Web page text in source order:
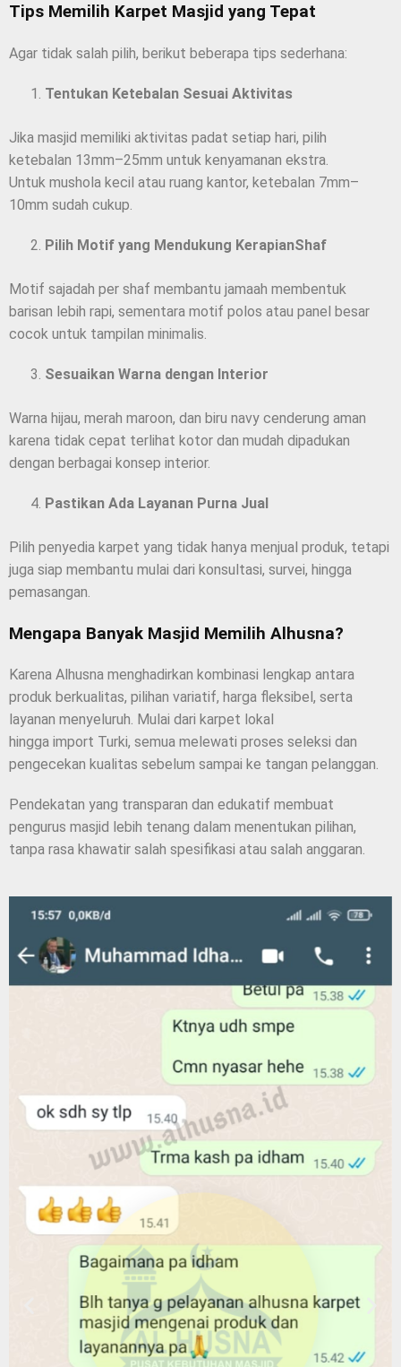
Tips Memilih Karpet Masjid yang Tepat
Agar tidak salah pilih, berikut beberapa tips sederhana:
Tentukan Ketebalan Sesuai Aktivitas
Jika masjid memiliki aktivitas padat setiap hari, pilih
ketebalan 13mm–25mm untuk kenyamanan ekstra.
Untuk mushola kecil atau ruang kantor, ketebalan 7mm–
10mm sudah cukup.
Pilih Motif yang Mendukung KerapianShaf
Motif sajadah per shaf membantu jamaah membentuk
barisan lebih rapi, sementara motif polos atau panel besar
cocok untuk tampilan minimalis.
Sesuaikan Warna dengan Interior
Warna hijau, merah maroon, dan biru navy cenderung aman
karena tidak cepat terlihat kotor dan mudah dipadukan
dengan berbagai konsep interior.
Pastikan Ada Layanan Purna Jual
Pilih penyedia karpet yang tidak hanya menjual produk, tetapi
juga siap membantu mulai dari konsultasi, survei, hingga
pemasangan.
Mengapa Banyak Masjid Memilih Alhusna?
Karena Alhusna menghadirkan kombinasi lengkap antara
produk berkualitas, pilihan variatif, harga fleksibel, serta
layanan menyeluruh. Mulai dari karpet lokal
hingga import Turki, semua melewati proses seleksi dan
pengecekan kualitas sebelum sampai ke tangan pelanggan.
Pendekatan yang transparan dan edukatif membuat
pengurus masjid lebih tenang dalam menentukan pilihan,
tanpa rasa khawatir salah spesifikasi atau salah anggaran.